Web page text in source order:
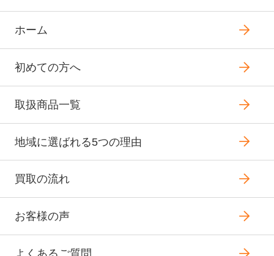
ホーム
初めての方へ
取扱商品一覧
地域に選ばれる5つの理由
買取の流れ
お客様の声
よくあるご質問